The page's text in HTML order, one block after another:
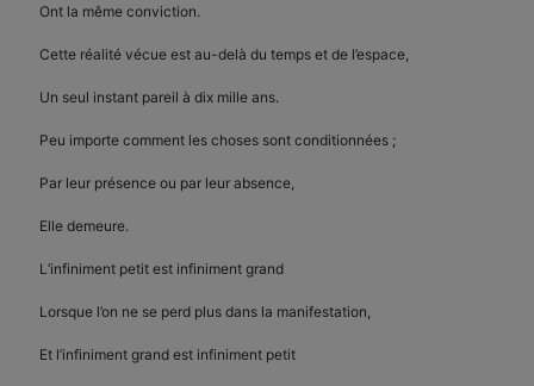
Ont la même conviction.
Cette réalité vécue est au-delà du temps et de l’espace,
Un seul instant pareil à dix mille ans.
Peu importe comment les choses sont conditionnées ;
Par leur présence ou par leur absence,
Elle demeure.
L’infiniment petit est infiniment grand
Lorsque l’on ne se perd plus dans la manifestation,
Et l’infiniment grand est infiniment petit